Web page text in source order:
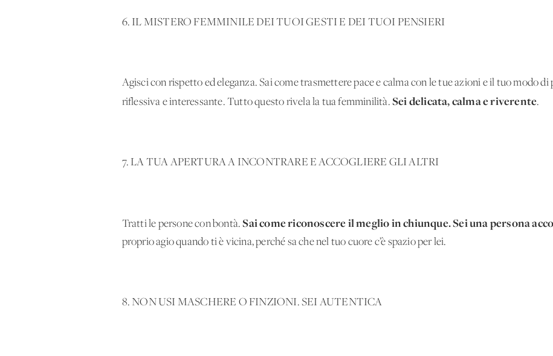
6. IL MISTERO FEMMINILE DEI TUOI GESTI E DEI TUOI PENSIERI
Agisci con rispetto ed eleganza. Sai come trasmettere pace e calma con le tue azioni e il tuo modo di
riflessiva e interessante. Tutto questo rivela la tua femminilità. Sei delicata, calma e riverente.
7. LA TUA APERTURA A INCONTRARE E ACCOGLIERE GLI ALTRI
Tratti le persone con bontà.Sai come riconoscere il meglio in chiunque. Sei una persona
proprio agio quando ti è vicina, perché sa che nel tuo cuore c’è spazio per lei.
8. NON USI MASCHERE O FINZIONI. SEI AUTENTICA